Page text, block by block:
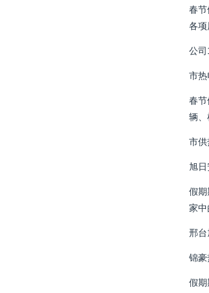
春
各项
公司
市
春
辆、
市供
旭
假
家中
邢台
锦豪
假